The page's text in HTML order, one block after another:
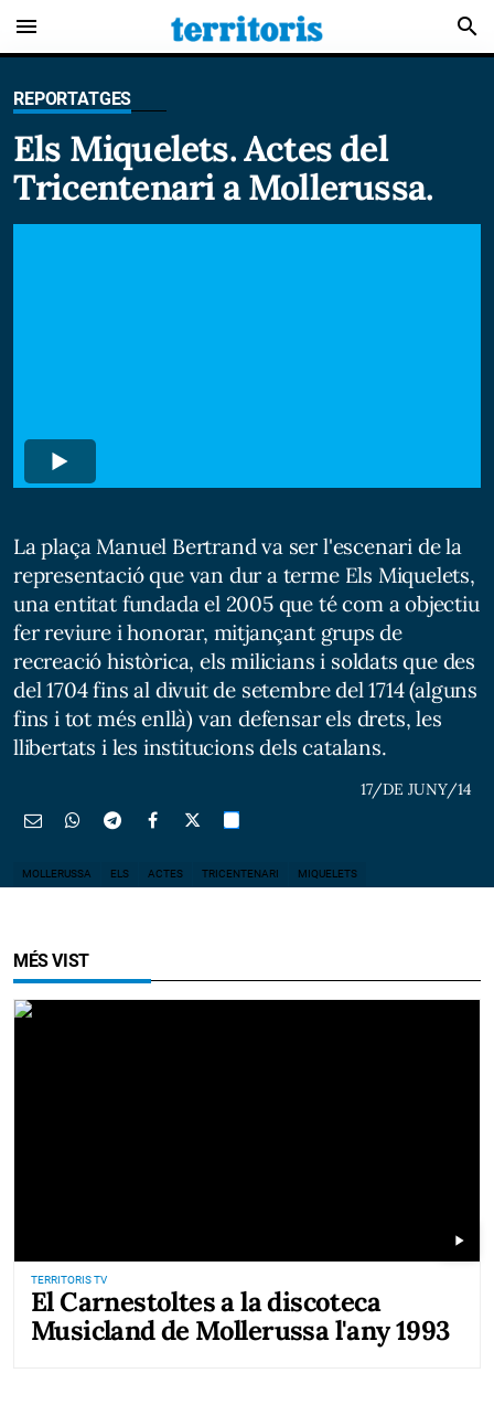
menu search
REPORTATGES
Els Miquelets. Actes del
Tricentenari a Mollerussa.
La plaça Manuel Bertrand va ser l'escenari de la
representació que van dur a terme Els Miquelets,
una entitat fundada el 2005 que té com a objectiu
fer reviure i honorar, mitjançant grups de
recreació històrica, els milicians i soldats que des
del 1704 fins al divuit de setembre del 1714 (alguns
fins i tot més enllà) van defensar els drets, les
llibertats i les institucions dels catalans.
17/DE JUNY/14
MOLLERUSSA ELS ACTES TRICENTENARI MIQUELETS
MÉS VIST
play_arrow
TERRITORIS TV
El Carnestoltes a la discoteca
Musicland de Mollerussa l'any 1993